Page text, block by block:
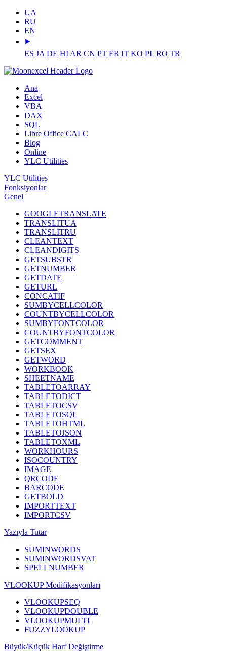
UA
RU
EN
⯈
ES JA DE HI AR CN PT FR IT KO PL RO TR
Ana
Excel
VBA
DAX
SQL
Libre Office CALC
Blog
Online
YLC Utilities
YLC Utilities
Fonksiyonlar
Genel
GOOGLETRANSLATE
TRANSLITUA
TRANSLITRU
CLEANTEXT
CLEANDIGITS
GETSUBSTR
GETNUMBER
GETDATE
GETURL
CONCATIF
SUMBYCELLCOLOR
COUNTBYCELLCOLOR
SUMBYFONTCOLOR
COUNTBYFONTCOLOR
GETCOMMENT
GETSEX
GETWORD
WORKBOOK
SHEETNAME
TABLETOARRAY
TABLETODICT
TABLETOCSV
TABLETOSQL
TABLETOHTML
TABLETOJSON
TABLETOXML
WORKHOURS
ISOCOUNTRY
IMAGE
QRCODE
BARCODE
GETBOLD
IMPORTTEXT
IMPORTCSV
Yazıyla Tutar
SUMINWORDS
SUMINWORDSVAT
SPELLNUMBER
VLOOKUP Modifikasyonları
VLOOKUPSEQ
VLOOKUPDOUBLE
VLOOKUPMULTI
FUZZYLOOKUP
Büyük/Küçük Harf Değiştirme